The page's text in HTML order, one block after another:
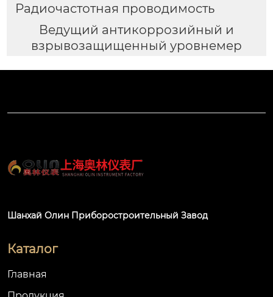
Радиочастотная проводимость
Ведущий антикоррозийный и
взрывозащищенный уровнемер
Шанхай Олин Приборостроительный Завод
Каталог
Главная